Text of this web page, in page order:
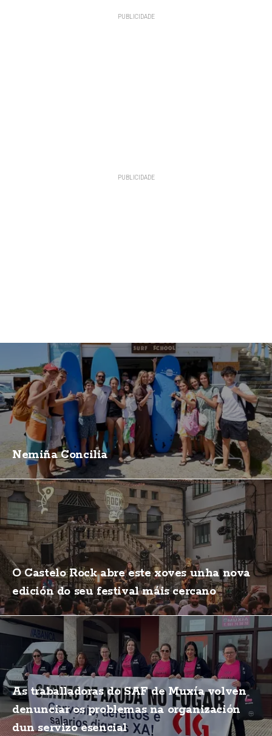
Nemiña Concilia
O Castelo Rock abre este xoves unha nova
edición do seu festival máis cercano
As traballadoras do SAF de Muxía volven
denunciar os problemas na organización
dun servizo esencial